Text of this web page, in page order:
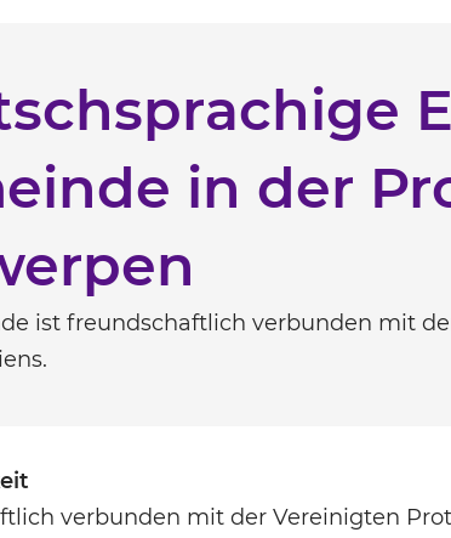
in der
ist freundschaftlich verbunden mit
verbunden mit der Vereinigten